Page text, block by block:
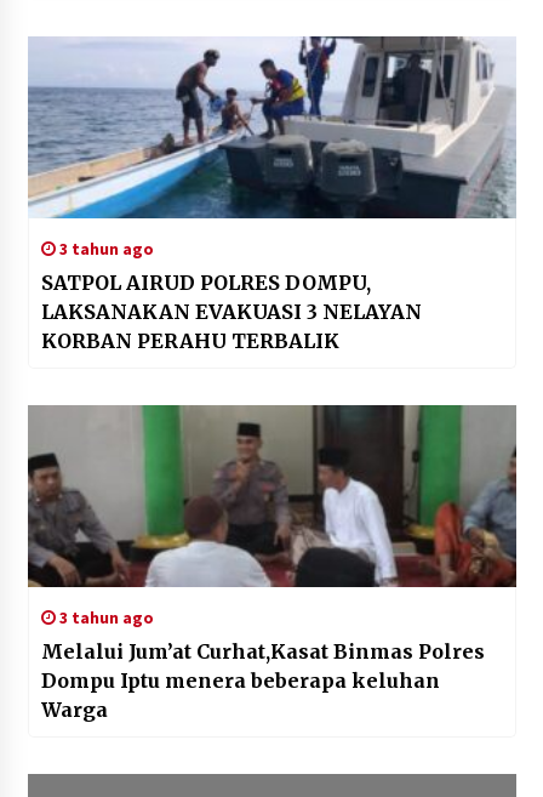
3 tahun ago
SATPOL AIRUD POLRES DOMPU,
LAKSANAKAN EVAKUASI 3 NELAYAN
KORBAN PERAHU TERBALIK
3 tahun ago
Melalui Jum’at Curhat,Kasat Binmas Polres
Dompu Iptu menera beberapa keluhan
Warga